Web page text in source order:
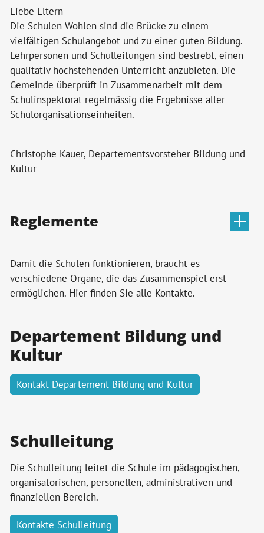
Liebe Eltern
Die Schulen Wohlen sind die Brücke zu einem
vielfältigen Schulangebot und zu einer guten Bildung.
Lehrpersonen und Schulleitungen sind bestrebt, einen
qualitativ hochstehenden Unterricht anzubieten. Die
Gemeinde überprüft in Zusammenarbeit mit dem
Schulinspektorat regelmässig die Ergebnisse aller
Schulorganisationseinheiten.
Christophe Kauer, Departementsvorsteher Bildung und
Kultur
Reglemente
Damit die Schulen funktionieren, braucht es
verschiedene Organe, die das Zusammenspiel erst
ermöglichen. Hier finden Sie alle Kontakte.
Departement Bildung und
Kultur
Kontakt Departement Bildung und Kultur
Schulleitung
Die Schulleitung leitet die Schule im pädagogischen,
organisatorischen, personellen, administrativen und
finanziellen Bereich.
Kontakte Schulleitung